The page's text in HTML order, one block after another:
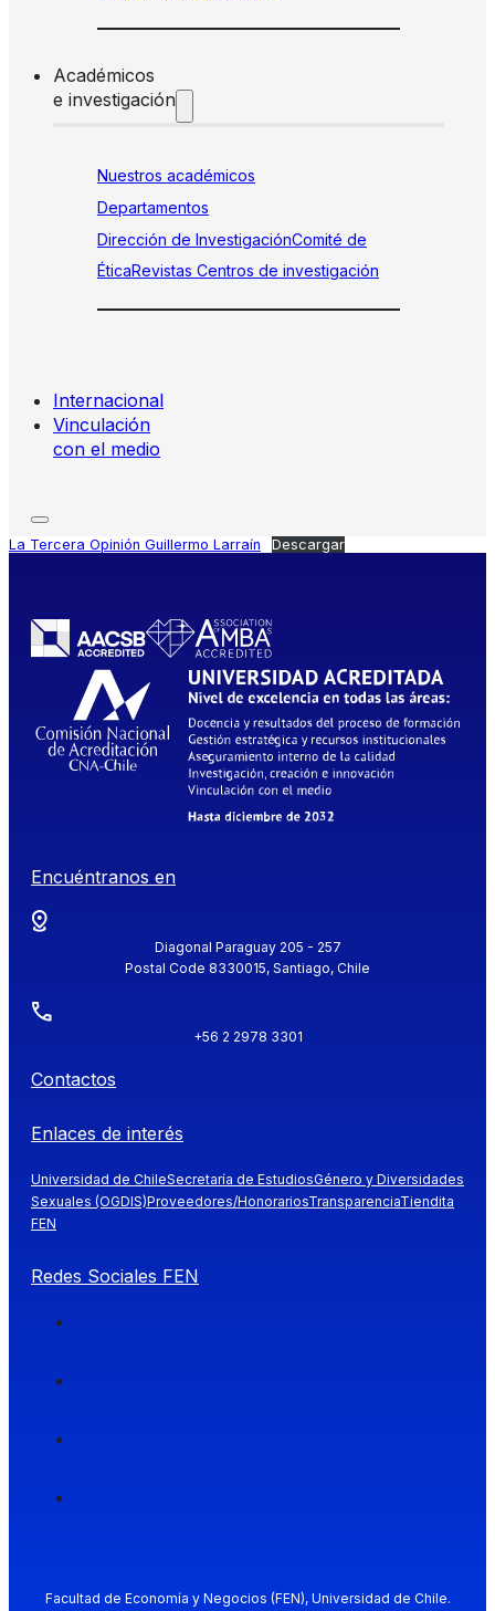
Académicos
e investigación
Nuestros académicos
Departamentos
Dirección de InvestigaciónComité de
ÉticaRevistas Centros de investigación
Internacional
Vinculación
con el medio
La Tercera Opinión Guillermo Larraín Descargar
Encuéntranos en
Diagonal Paraguay 205 - 257
Postal Code 8330015, Santiago, Chile
+56 2 2978 3301
Contactos
Enlaces de interés
Universidad de ChileSecretaría de EstudiosGénero y Diversidades
Sexuales (OGDIS)Proveedores/HonorariosTransparenciaTiendita
FEN
Redes Sociales FEN
Facultad de Economía y Negocios (FEN), Universidad de Chile.